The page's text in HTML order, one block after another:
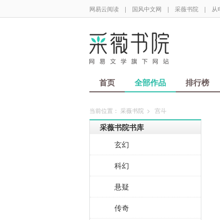
网易云阅读 | 国风中文网 | 采薇书院 | 从
首页 全部作品 排行榜
当前位置： 采薇书院 > 宫斗
采薇书院书库
玄幻
科幻
悬疑
传奇